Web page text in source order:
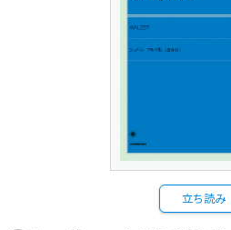
立ち読み